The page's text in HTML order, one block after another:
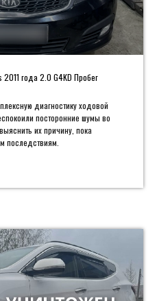
2011 года 2.0 G4KD Пробег
диагностику ходовой
посторонние шумы во
их причину, пока
последствиям.